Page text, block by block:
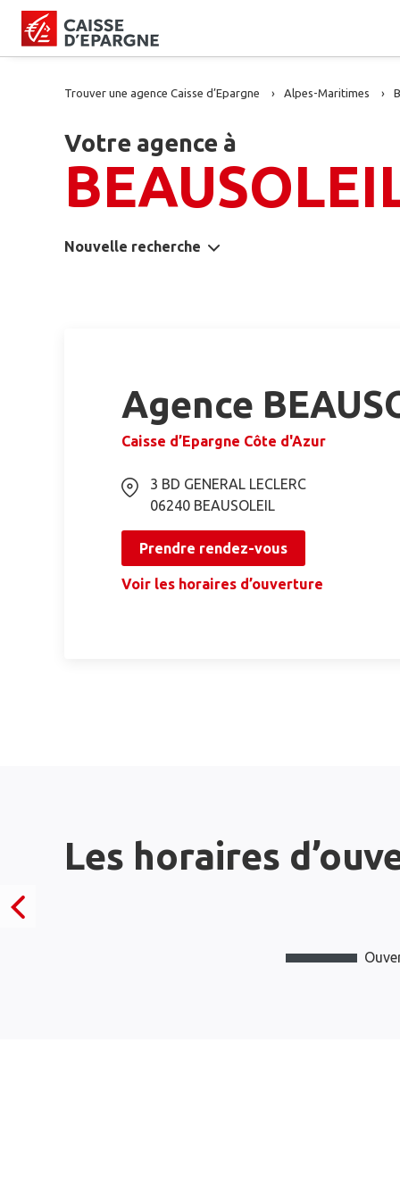
Trouver une agence Caisse d’Epargne Alpes-Maritimes
Votre agence à
Nouvelle recherche
Agence
Caisse d’Epargne Côte d'Azur
3 BD GENERAL LECLERC
06240 BEAUSOLEIL
Prendre rendez-vous
Voir les horaires d’ouverture
Les horaires